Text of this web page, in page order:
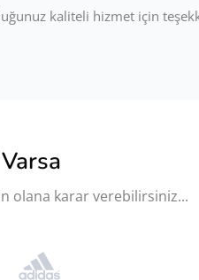
kaliteli hizmet için
olana karar verebilirsiniz...